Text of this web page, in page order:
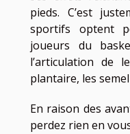
pieds. C’est
sportifs optent
joueurs du
l’articulation de
plantaire, les
En raison des
perdez rien en